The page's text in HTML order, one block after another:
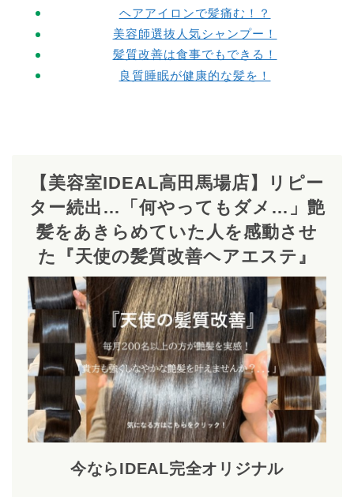
ヘアアイロンで髪痛む！？
美容師選抜人気シャンプー！
髪質改善は食事でもできる！
良質睡眠が健康的な髪を！
【美容室IDEAL高田馬場店】リピー
ター続出…「何やってもダメ…」艶
髪をあきらめていた人を感動させ
た『天使の髪質改善ヘアエステ』
今ならIDEAL完全オリジナル